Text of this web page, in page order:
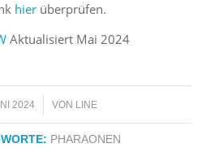
hierüberprüfen.
Aktualisiert Mai 2024
2024 VON LINE
PHARAONEN